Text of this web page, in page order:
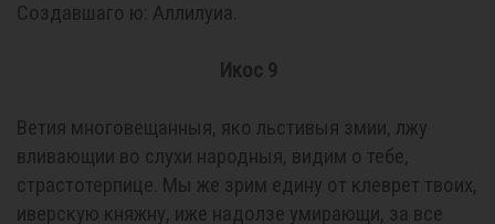
Создавшаго ю: Аллилуиа.
Икос 9
Ветия многовещанныя, яко льстивыя змии, лжу
вливающии во слухи народныя, видим о тебе,
страстотерпице. Мы же зрим едину от клеврет твоих,
иверскую княжну, иже надолзе умирающи, за все